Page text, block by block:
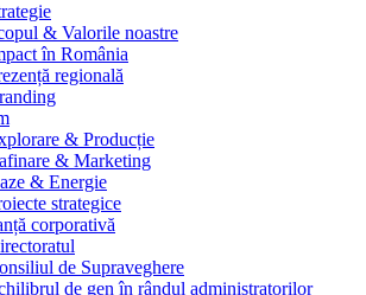
& Valorile noastre
în România
regională
& Producție
& Marketing
& Energie
strategice
corporativă
de Supraveghere
de gen în rândul administratorilor